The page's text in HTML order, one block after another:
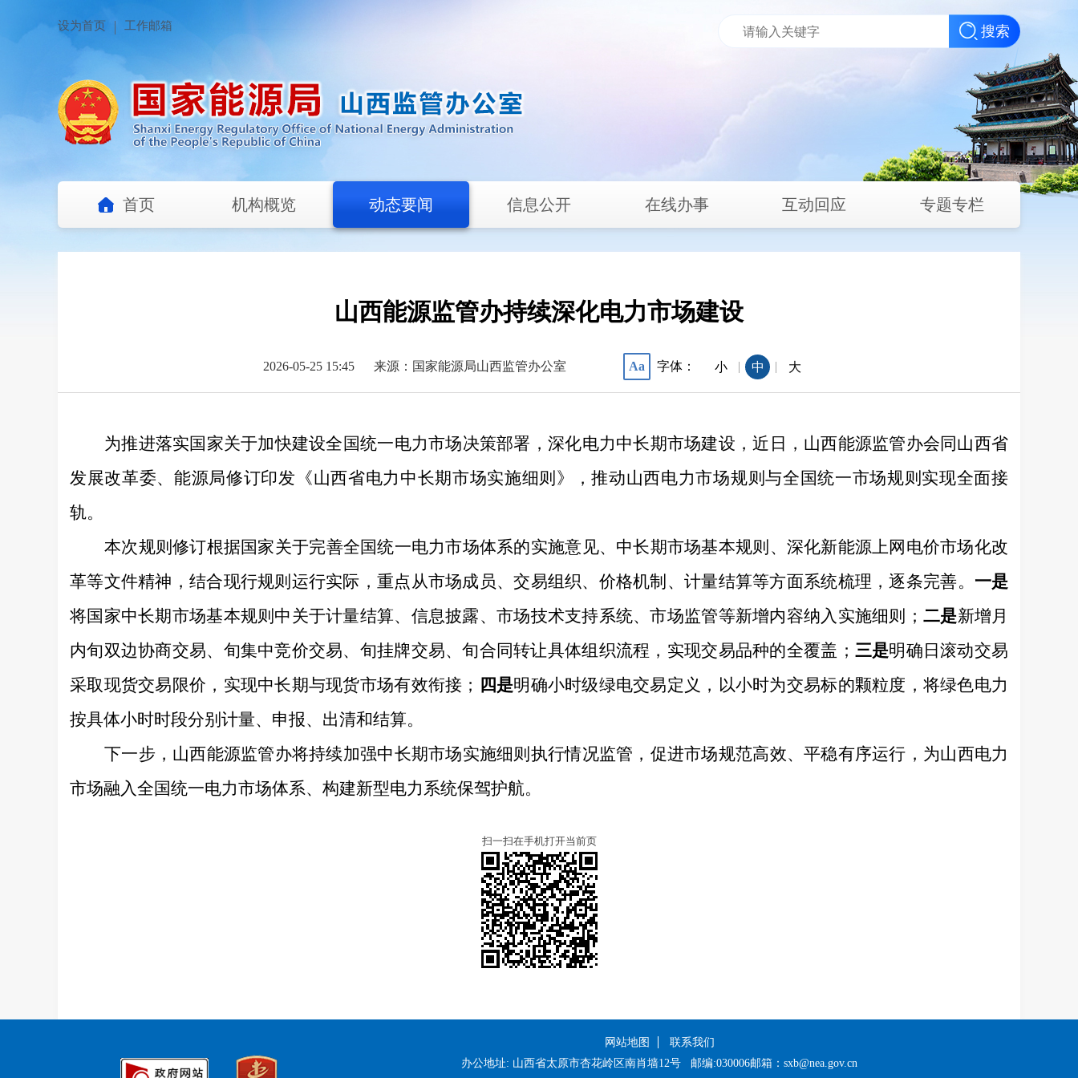
设为首页 工作邮箱 搜索
首页 机构概览 动态要闻 信息公开 在线办事 互动回应 专题专栏
山西能源监管办持续深化电力市场建设
2026-05-25 15:45 来源：国家能源局山西监管办公室 Aa 字体： 小 | 中 | 大
为推进落实国家关于加快建设全国统一电力市场决策部署，深化电力中长期市场建设，近日，山西能源监管办会同山西省
发展改革委、能源局修订印发《山西省电力中长期市场实施细则》，推动山西电力市场规则与全国统一市场规则实现全面接
轨。
本次规则修订根据国家关于完善全国统一电力市场体系的实施意见、中长期市场基本规则、深化新能源上网电价市场化改
革等文件精神， 结合现行规则运行实际 ，重点 从市场成员、交易组织、价格机制、计量结算等方面系统梳理，逐条完善。 一是
将国家中长期市场基本规则 中关于计量结算、信息披露、市场技术支持系统、市场监管等新增内容纳入 实施细则 ； 二是新增月
内旬双边协商交易、旬集中竞价交易、旬挂牌交易、旬合同转让具体组织流程，实现交易品种的全覆盖 ； 三是明确日滚动交易
采取现货交易限价，实现中长期与现货市场有效衔接 ； 四是明确小时级绿电交易定义，以小时为交易标的颗粒度，将绿色电力
按具体小时时段分别计量、申报、出清和结算。
下一步，山西能源监管办将持续加强中长期市场实施细则执行情况监管 ，促进市场规范高效、平稳有序运行，为山西电力
市场融入全国统一电力市场体系、构建新型电力系统保驾护航。
扫一扫在手机打开当前页
网站地图
联系我们
办公地址: 山西省太原市杏花岭区南肖墙12号
邮编:030006邮箱：sxb@nea.gov.cn